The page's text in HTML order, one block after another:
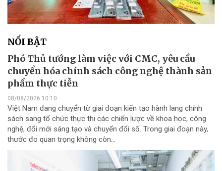
NỔI BẬT
Phó Thủ tướng làm việc với CMC, yêu cầu
chuyển hóa chính sách công nghệ thành sản
phẩm thực tiễn
08/08/2026 10:10
Việt Nam đang chuyển từ giai đoạn kiến tạo hành lang chính
sách sang tổ chức thực thi các chiến lược về khoa học, công
nghệ, đổi mới sáng tạo và chuyển đổi số. Trong giai đoạn này,
thước đo quan trọng không còn...